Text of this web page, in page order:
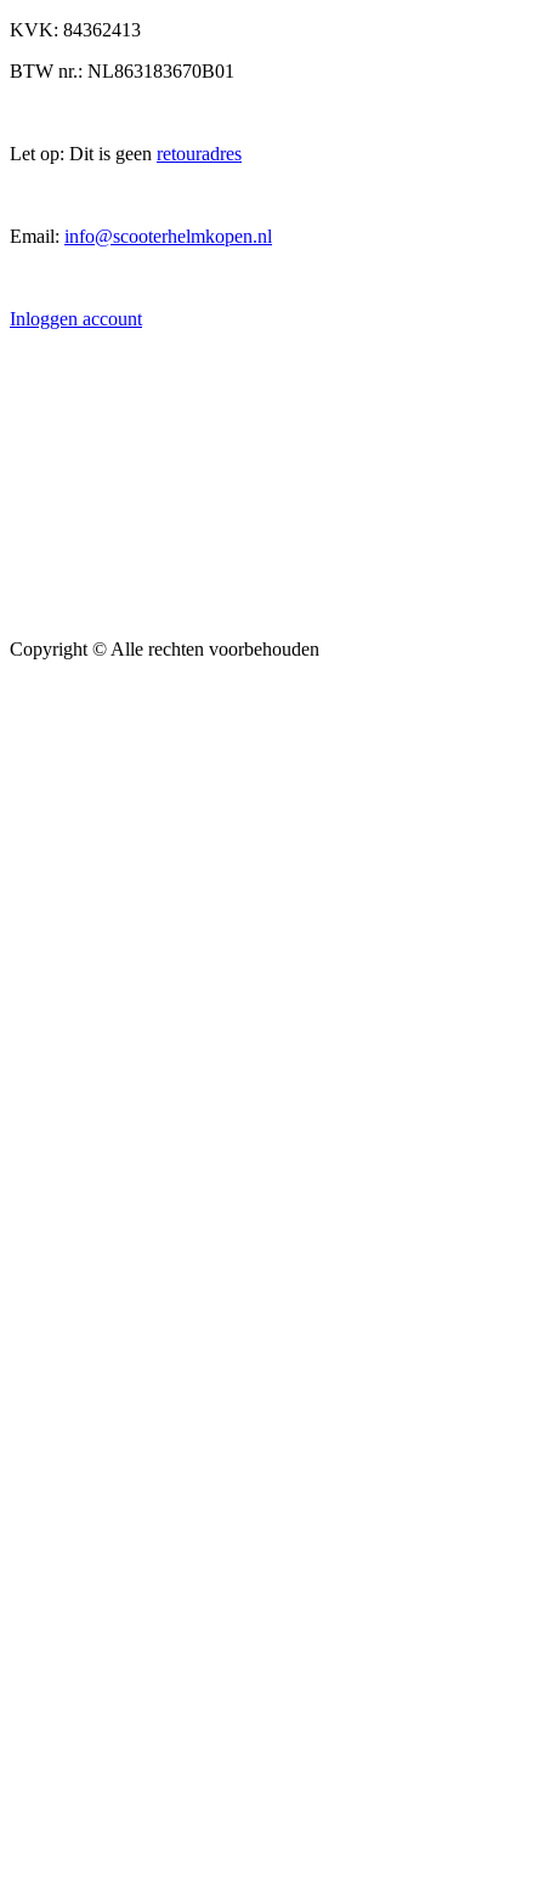
KVK: 84362413
BTW nr.: NL863183670B01
Let op: Dit is geen retouradres
Email: info@scooterhelmkopen.nl
Inloggen account
Copyright © Alle rechten voorbehouden